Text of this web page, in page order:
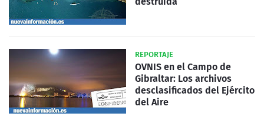
REPORTAJE
OVNIS en el Campo de
Gibraltar: Los archivos
desclasificados del Ejército
del Aire